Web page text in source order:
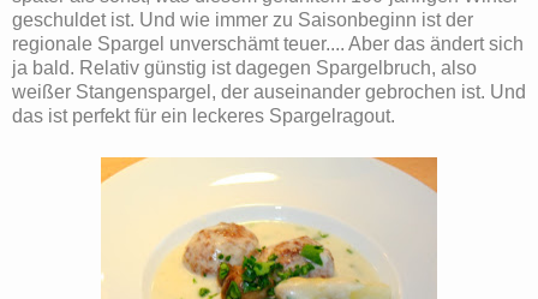
geschuldet ist. Und wie immer zu Saisonbeginn ist der
regionale Spargel unverschämt teuer.... Aber das ändert sich
ja bald. Relativ günstig ist dagegen Spargelbruch, also
weißer Stangenspargel, der auseinander gebrochen ist. Und
das ist perfekt für ein leckeres Spargelragout.